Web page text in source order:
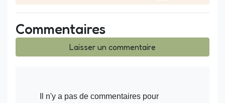
Commentaires
Laisser un commentaire
Il n'y a pas de commentaires pour